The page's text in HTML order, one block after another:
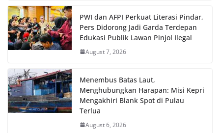
PWI dan AFPI Perkuat Literasi Pindar,
Pers Didorong Jadi Garda Terdepan
Edukasi Publik Lawan Pinjol Ilegal
August 7, 2026
Menembus Batas Laut,
Menghubungkan Harapan: Misi Kepri
Mengakhiri Blank Spot di Pulau
Terlua
August 6, 2026